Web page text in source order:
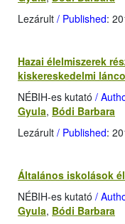
Lezárult / Published:
Hazai élelmiszerek
kiskereskedelmi
NÉBIH-es kutató /
Gyula, Bódi Barbara
Lezárult / Published:
Általános iskolások
NÉBIH-es kutató /
Gyula, Bódi Barbara